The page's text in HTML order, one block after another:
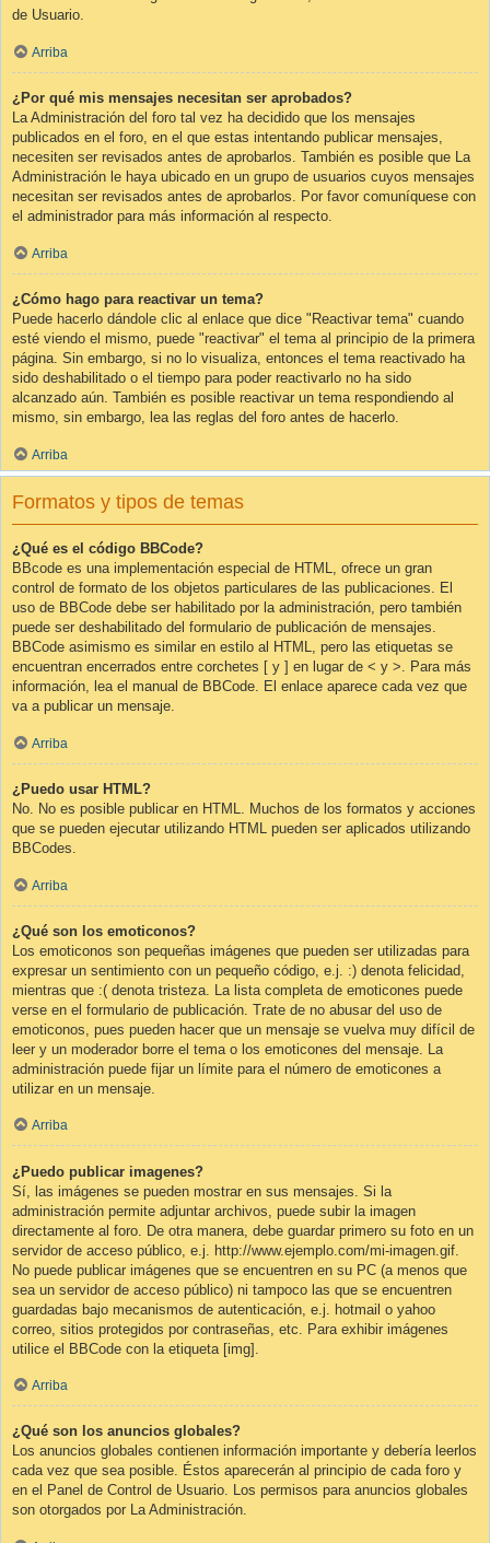
de Usuario.
Arriba
¿Por qué mis mensajes necesitan ser aprobados?
La Administración del foro tal vez ha decidido que los mensajes
publicados en el foro, en el que estas intentando publicar mensajes,
necesiten ser revisados antes de aprobarlos. También es posible que La
Administración le haya ubicado en un grupo de usuarios cuyos mensajes
necesitan ser revisados antes de aprobarlos. Por favor comuníquese con
el administrador para más información al respecto.
Arriba
¿Cómo hago para reactivar un tema?
Puede hacerlo dándole clic al enlace que dice "Reactivar tema" cuando
esté viendo el mismo, puede "reactivar" el tema al principio de la primera
página. Sin embargo, si no lo visualiza, entonces el tema reactivado ha
sido deshabilitado o el tiempo para poder reactivarlo no ha sido
alcanzado aún. También es posible reactivar un tema respondiendo al
mismo, sin embargo, lea las reglas del foro antes de hacerlo.
Arriba
Formatos y tipos de temas
¿Qué es el código BBCode?
BBcode es una implementación especial de HTML, ofrece un gran
control de formato de los objetos particulares de las publicaciones. El
uso de BBCode debe ser habilitado por la administración, pero también
puede ser deshabilitado del formulario de publicación de mensajes.
BBCode asimismo es similar en estilo al HTML, pero las etiquetas se
encuentran encerrados entre corchetes [ y ] en lugar de < y >. Para más
información, lea el manual de BBCode. El enlace aparece cada vez que
va a publicar un mensaje.
Arriba
¿Puedo usar HTML?
No. No es posible publicar en HTML. Muchos de los formatos y acciones
que se pueden ejecutar utilizando HTML pueden ser aplicados utilizando
BBCodes.
Arriba
¿Qué son los emoticonos?
Los emoticonos son pequeñas imágenes que pueden ser utilizadas para
expresar un sentimiento con un pequeño código, e.j. :) denota felicidad,
mientras que :( denota tristeza. La lista completa de emoticones puede
verse en el formulario de publicación. Trate de no abusar del uso de
emoticonos, pues pueden hacer que un mensaje se vuelva muy difícil de
leer y un moderador borre el tema o los emoticones del mensaje. La
administración puede fijar un límite para el número de emoticones a
utilizar en un mensaje.
Arriba
¿Puedo publicar imagenes?
Sí, las imágenes se pueden mostrar en sus mensajes. Si la
administración permite adjuntar archivos, puede subir la imagen
directamente al foro. De otra manera, debe guardar primero su foto en un
servidor de acceso público, e.j. http://www.ejemplo.com/mi-imagen.gif.
No puede publicar imágenes que se encuentren en su PC (a menos que
sea un servidor de acceso público) ni tampoco las que se encuentren
guardadas bajo mecanismos de autenticación, e.j. hotmail o yahoo
correo, sitios protegidos por contraseñas, etc. Para exhibir imágenes
utilice el BBCode con la etiqueta [img].
Arriba
¿Qué son los anuncios globales?
Los anuncios globales contienen información importante y debería leerlos
cada vez que sea posible. Éstos aparecerán al principio de cada foro y
en el Panel de Control de Usuario. Los permisos para anuncios globales
son otorgados por La Administración.